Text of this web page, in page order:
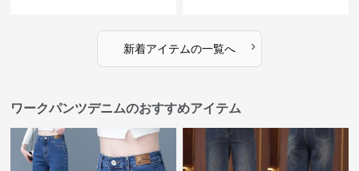
新着アイテムの一覧へ ›
ワークパンツデニムのおすすめアイテム